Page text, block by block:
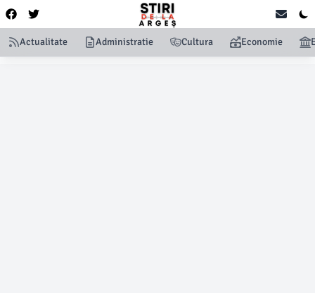
Actualitate Administratie Cultura Economie